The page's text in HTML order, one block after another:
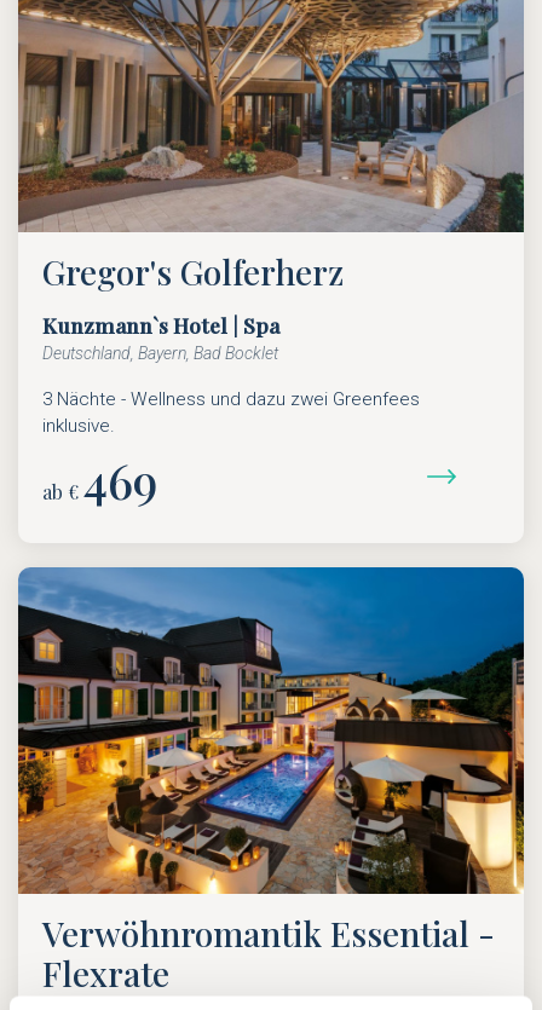
Gregor's Golferherz
Kunzmann`s Hotel | Spa
Deutschland, Bayern, Bad Bocklet
3 Nächte - Wellness und dazu zwei Greenfees
inklusive.
ab €469
Verwöhnromantik Essential -
Flexrate